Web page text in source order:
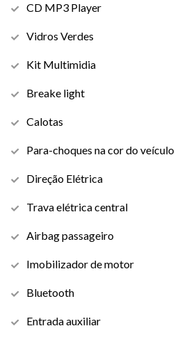
CD MP3 Player
Vidros Verdes
Kit Multimidia
Breake light
Calotas
Para-choques na cor do veículo
Direção Elétrica
Trava elétrica central
Airbag passageiro
Imobilizador de motor
Bluetooth
Entrada auxiliar